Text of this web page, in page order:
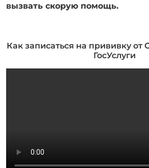
вызвать скорую помощь.
Как записаться на прививку от
ГосУслуги